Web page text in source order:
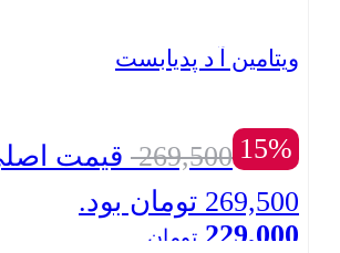
ویتامین آ د پدیابست
15%
269,500 قیمت
269,500 تومان بود.
229,000 تومان